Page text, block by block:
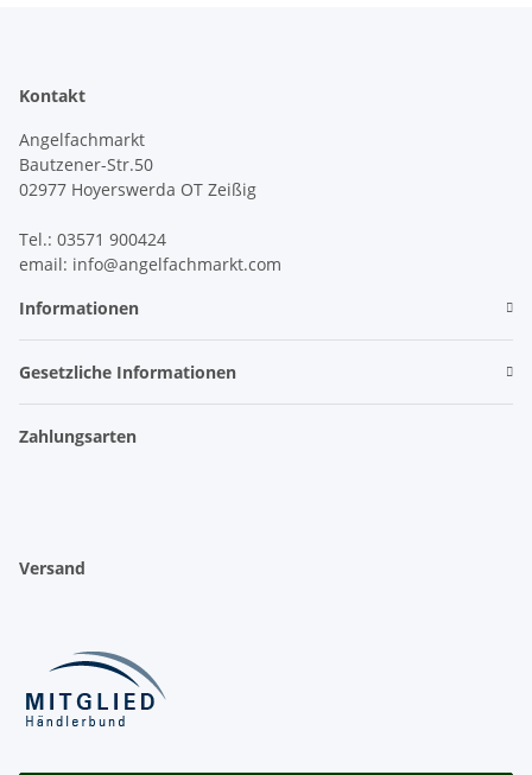
Kontakt
Angelfachmarkt
Bautzener-Str.50
02977 Hoyerswerda OT Zeißig
Tel.: 03571 900424
email: info@angelfachmarkt.com
Informationen
Gesetzliche Informationen
Zahlungsarten
Versand